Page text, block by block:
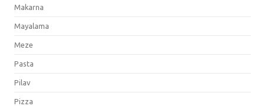
Makarna
Mayalama
Meze
Pasta
Pilav
Pizza